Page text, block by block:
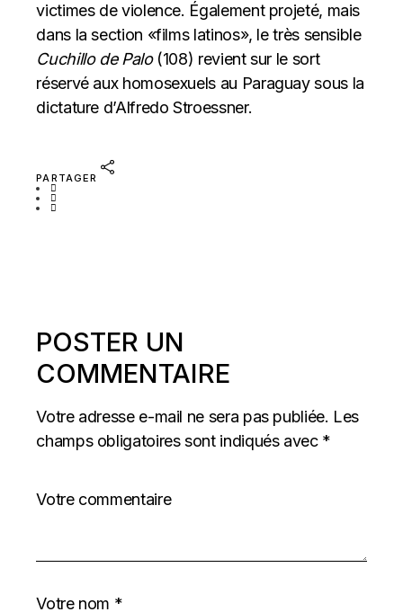
victimes de violence. Également projeté, mais
dans la section «films latinos», le très sensible
Cuchillo de Palo(108) revient sur le sort
réservé aux homosexuels au Paraguay sous la
dictature d’Alfredo Stroessner.
PARTAGER
POSTER UN
COMMENTAIRE
Votre adresse e-mail ne sera pas publiée. Les
champs obligatoires sont indiqués avec *